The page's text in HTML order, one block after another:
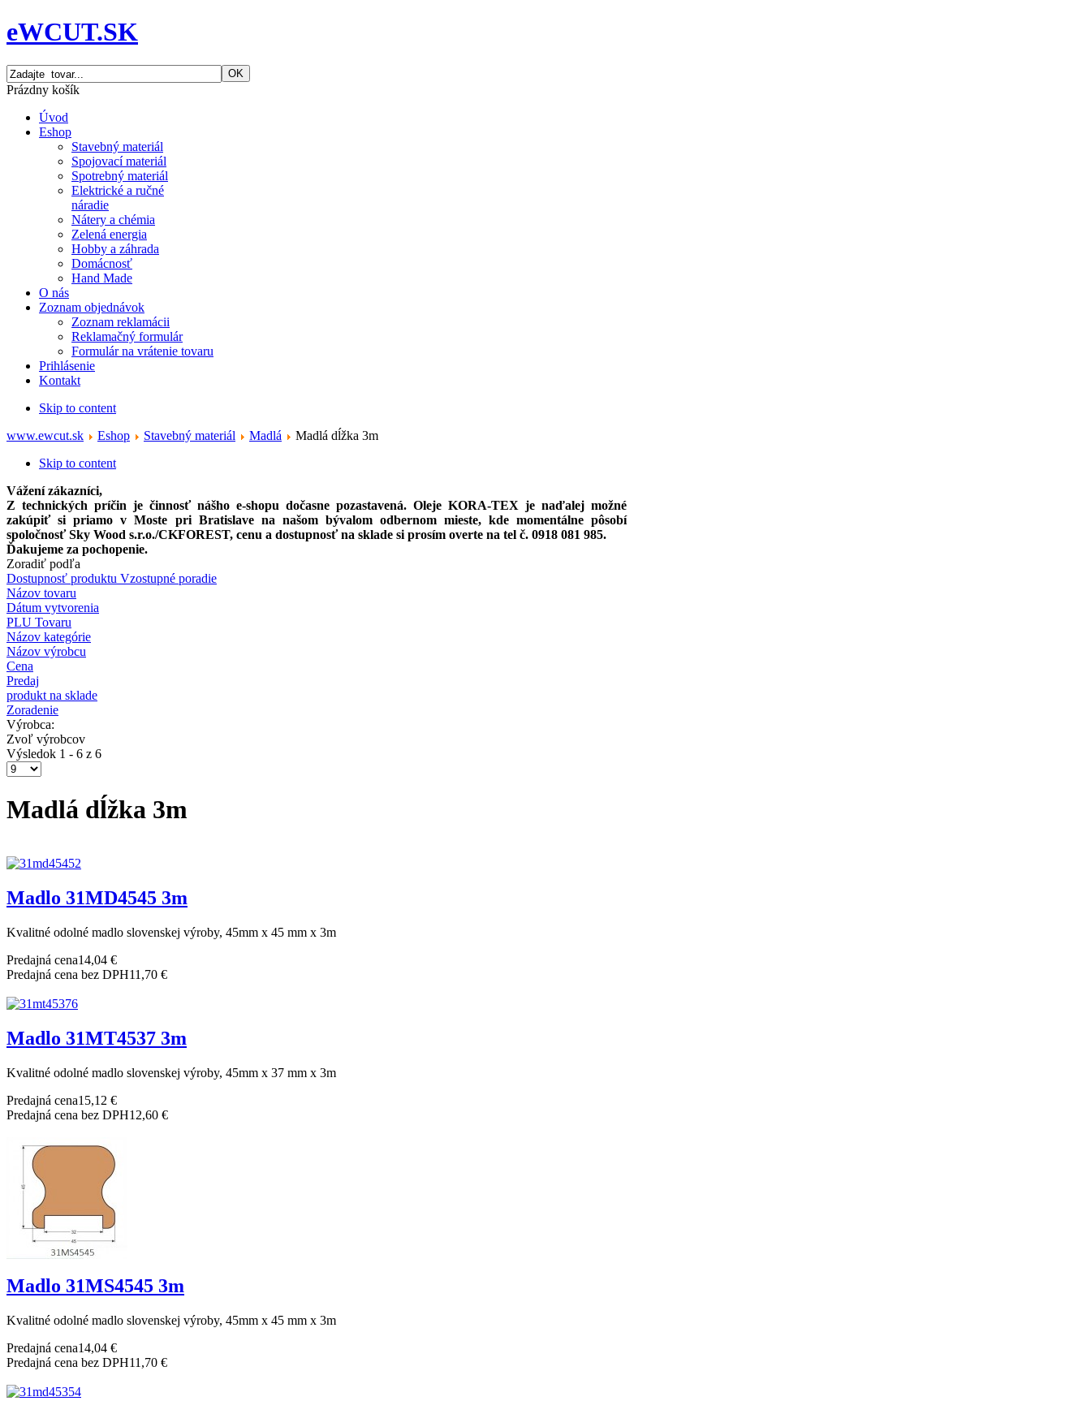
eWCUT.SK
Prázdny košík
Úvod
Eshop
Stavebný materiál
Spojovací materiál
Spotrebný materiál
Elektrické a ručné
náradie
Nátery a chémia
Zelená energia
Hobby a záhrada
Domácnosť
Hand Made
O nás
Zoznam objednávok
Zoznam reklamácii
Reklamačný formulár
Formulár na vrátenie tovaru
Prihlásenie
Kontakt
Skip to content
www.ewcut.sk
Eshop Stavebný materiál Madlá
Madlá dĺžka 3m
Skip to content
Vážení zákazníci,
Z technických príčin je činnosť nášho e-shopu dočasne pozastavená. Oleje KORA-TEX je naďalej možné
zakúpiť si priamov Moste pri Bratislave na našom bývalom odbernom mieste, kde momentálne pôsobí
spoločnosť Sky Wood s.r.o./CKFOREST, cenu a dostupnosť na sklade si prosím overte na tel č. 0918 081 985.
Ďakujeme za pochopenie.
Zoradiť podľa
Dostupnosť produktu Vzostupné poradie
Názov tovaru
Dátum vytvorenia
PLU Tovaru
Názov kategórie
Názov výrobcu
Cena
Predaj
produkt na sklade
Zoradenie
Výrobca:
Zvoľ výrobcov
Výsledok 1 - 6 z 6
Madlá dĺžka 3m
Madlo 31MD4545 3m
Kvalitné odolné madlo slovenskej výroby, 45mm x 45 mm x 3m
Predajná cena14,04 €
Predajná cena bez DPH11,70 €
Madlo 31MT4537 3m
Kvalitné odolné madlo slovenskej výroby, 45mm x 37 mm x 3m
Predajná cena15,12 €
Predajná cena bez DPH12,60 €
Madlo 31MS4545 3m
Kvalitné odolné madlo slovenskej výroby, 45mm x 45 mm x 3m
Predajná cena14,04 €
Predajná cena bez DPH11,70 €